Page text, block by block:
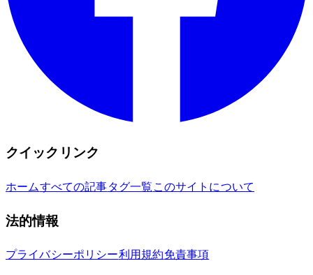
クイックリンク
ホームすべての記事タグ一覧 このサイトについて
法的情報
プライバシーポリシー利用規約免責事項